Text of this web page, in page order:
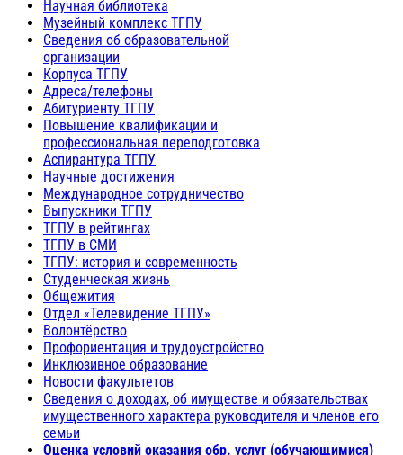
Научная библиотека
Музейный комплекс ТГПУ
Сведения об образовательной
организации
Корпуса ТГПУ
Адреса/телефоны
Абитуриенту ТГПУ
Повышение квалификации и
профессиональная переподготовка
Аспирантура ТГПУ
Научные достижения
Международное сотрудничество
Выпускники ТГПУ
ТГПУ в рейтингах
ТГПУ в СМИ
ТГПУ: история и современность
Студенческая жизнь
Общежития
Отдел «Телевидение ТГПУ»
Волонтёрство
Профориентация и трудоустройство
Инклюзивное образование
Новости факультетов
Сведения о доходах, об имуществе и обязательствах
имущественного характера руководителя и членов его
семьи
Оценка условий оказания обр. услуг (обучающимися)